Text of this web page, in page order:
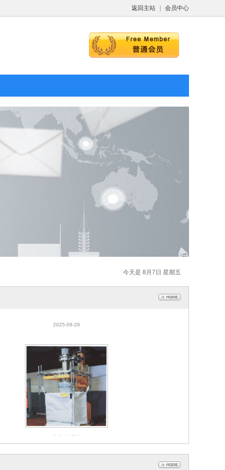
返回主站 会员中心
今天是 8月7日 星期五
吨袋包装机
2025-09-28